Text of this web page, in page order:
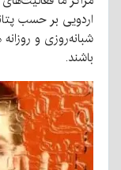
اردویی بر حسب
شبانه‌روزی و
باشند.